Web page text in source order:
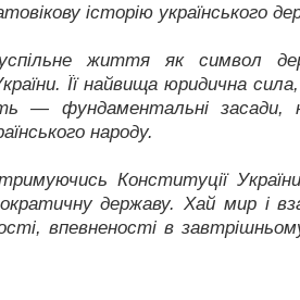
історію українського
життя як символ
Її найвища юридична
— фундаментальні засади,
народу.
Конституції
державу. Хай мир і
впевненості в